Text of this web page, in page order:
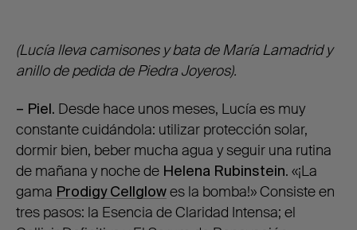
(Lucía lleva camisones y bata de María Lamadrid y
anillo de pedida de Piedra Joyeros).
– Piel. Desde hace unos meses, Lucía es muy
constante cuidándola: utilizar protección solar,
dormir bien, beber mucha agua y seguir una rutina
de mañana y noche de Helena Rubinstein. «¡La
gama Prodigy Cellglowes la bomba!» Consiste en
tres pasos: la Esencia de Claridad Intensa; el